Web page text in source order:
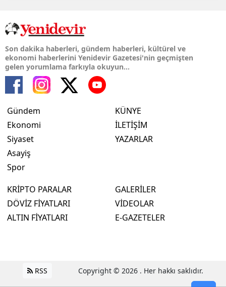
Son dakika haberleri, gündem haberleri, kültürel ve
ekonomi haberlerini Yenidevir Gazetesi'nin geçmişten
gelen yorumlama farkıyla okuyun...
Gündem
Ekonomi
Siyaset
Asayiş
Spor
KÜNYE
İLETİŞİM
YAZARLAR
KRİPTO PARALAR
DÖVİZ FİYATLARI
ALTIN FİYATLARI
GALERİLER
VİDEOLAR
E-GAZETELER
RSS Copyright © 2026 . Her hakkı saklıdır.